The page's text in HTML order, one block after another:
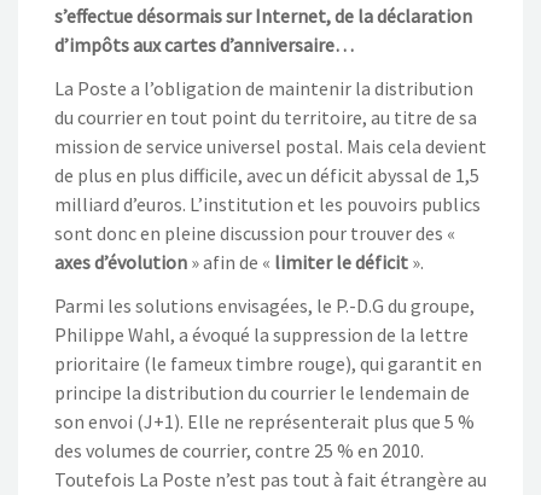
s’effectue désormais sur Internet, de la déclaration
d’impôts aux cartes d’anniversaire…
La Poste a l’obligation de maintenir la distribution
du courrier en tout point du territoire, au titre de sa
mission de service universel postal. Mais cela devient
de plus en plus difficile, avec un déficit abyssal de 1,5
milliard d’euros. L’institution et les pouvoirs publics
sont donc en pleine discussion pour trouver des «
axes d’évolution » afin de « limiter le déficit ».
Parmi les solutions envisagées, le P.-D.G du groupe,
Philippe Wahl, a évoqué la suppression de la lettre
prioritaire (le fameux timbre rouge), qui garantit en
principe la distribution du courrier le lendemain de
son envoi (J+1). Elle ne représenterait plus que 5 %
des volumes de courrier, contre 25 % en 2010.
Toutefois La Poste n’est pas tout à fait étrangère au